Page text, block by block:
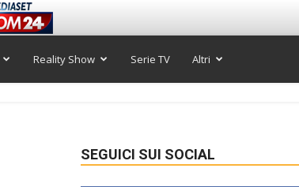
Reality Show Serie TV Altri
SEGUICI SUI SOCIAL